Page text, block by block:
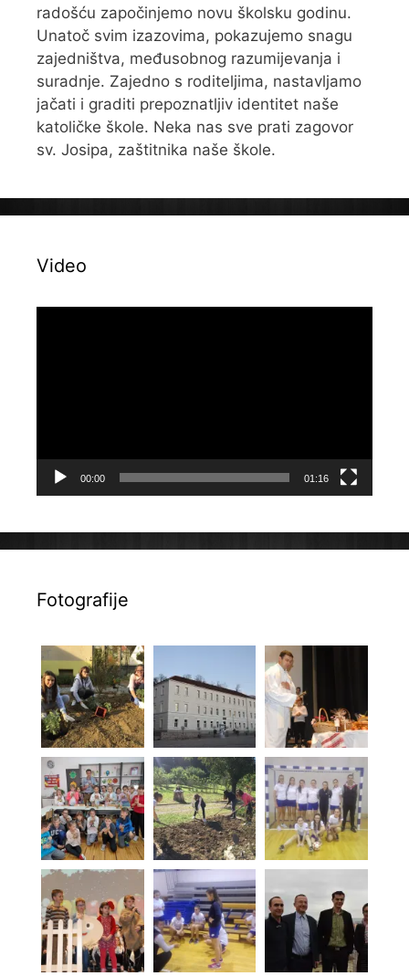
radošću započinjemo novu školsku godinu.
Unatoč svim izazovima, pokazujemo snagu
zajedništva, međusobnog razumijevanja i
suradnje. Zajedno s roditeljima, nastavljamo
jačati i graditi prepoznatljiv identitet naše
katoličke škole. Neka nas sve prati zagovor
sv. Josipa, zaštitnika naše škole.
Video
00:00 01:16
Fotografije